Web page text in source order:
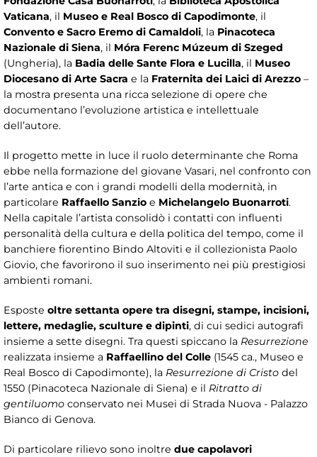
Vaticana, il Museo e Real Bosco di Capodimonte, il
Convento e Sacro Eremo di Camaldoli, la Pinacoteca
Nazionale di Siena, il Móra Ferenc Múzeum di Szeged
(Ungheria), la Badia delle Sante Flora e Lucilla, il Museo
Diocesano di Arte Sacra e la Fraternita dei Laici di Arezzo –
la mostra presenta una ricca selezione di opere che
documentano l’evoluzione artistica e intellettuale
dell’autore.
Il progetto mette in luce il ruolo determinante che Roma
ebbe nella formazione del giovane Vasari, nel confronto con
l’arte antica e con i grandi modelli della modernità, in
particolare Raffaello Sanzio e Michelangelo Buonarroti.
Nella capitale l’artista consolidò i contatti con influenti
personalità della cultura e della politica del tempo, come il
banchiere fiorentino Bindo Altoviti e il collezionista Paolo
Giovio, che favorirono il suo inserimento nei più prestigiosi
ambienti romani.
Esposte oltre settanta opere tra disegni, stampe, incisioni,
lettere, medaglie, sculture e dipinti, di cui sedici autografi
insieme a sette disegni. Tra questi spiccano la Resurrezione
realizzata insieme a Raffaellino del Colle (1545 ca., Museo e
Real Bosco di Capodimonte), la Resurrezione di Cristo del
1550 (Pinacoteca Nazionale di Siena) e il Ritratto di
gentiluomo conservato nei Musei di Strada Nuova - Palazzo
Bianco di Genova.
Di particolare rilievo sono inoltre due capolavori